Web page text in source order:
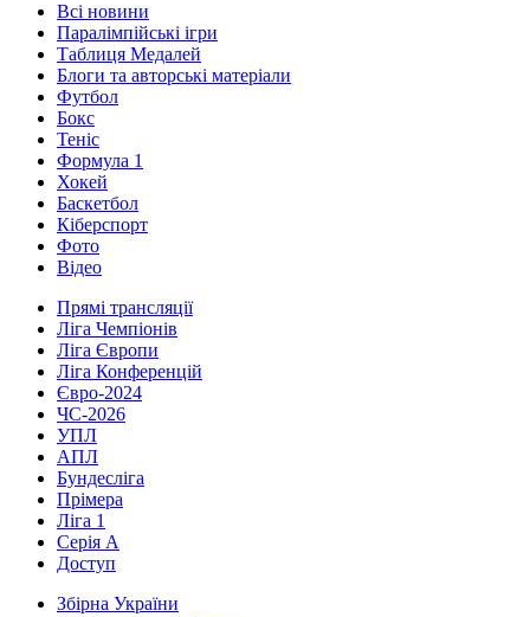
Всі новини
Паралімпійські ігри
Таблиця Медалей
Блоги та авторські матеріали
Футбол
Бокс
Теніс
Формула 1
Хокей
Баскетбол
Кіберспорт
Фото
Відео
Прямі трансляції
Ліга Чемпіонів
Ліга Європи
Ліга Конференцій
Євро-2024
ЧС-2026
УПЛ
АПЛ
Бундесліга
Прімера
Ліга 1
Серія А
Доступ
Збірна України